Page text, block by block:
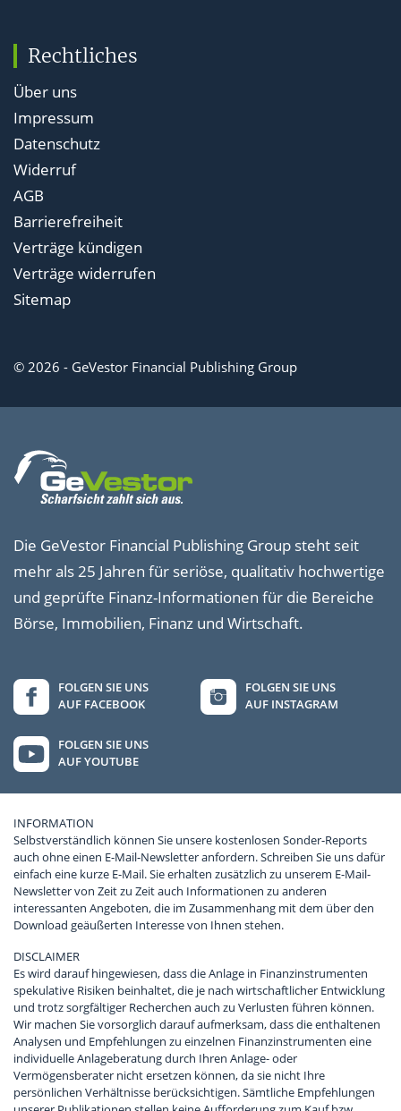
Rechtliches
Über uns
Impressum
Datenschutz
Widerruf
AGB
Barrierefreiheit
Verträge kündigen
Verträge widerrufen
Sitemap
© 2026 - GeVestor Financial Publishing Group
Die GeVestor Financial Publishing Group steht seit
mehr als 25 Jahren für seriöse, qualitativ hochwertige
und geprüfte Finanz-Informationen für die Bereiche
Börse, Immobilien, Finanz und Wirtschaft.
FOLGEN SIE UNS
AUF FACEBOOK
FOLGEN SIE UNS
AUF INSTAGRAM
FOLGEN SIE UNS
AUF YOUTUBE
INFORMATION
Selbstverständlich können Sie unsere kostenlosen Sonder-Reports
auch ohne einen E-Mail-Newsletter anfordern. Schreiben Sie uns dafür
einfach eine kurze E-Mail. Sie erhalten zusätzlich zu unserem E-Mail-
Newsletter von Zeit zu Zeit auch Informationen zu anderen
interessanten Angeboten, die im Zusammenhang mit dem über den
Download geäußerten Interesse von Ihnen stehen.
DISCLAIMER
Es wird darauf hingewiesen, dass die Anlage in Finanzinstrumenten
spekulative Risiken beinhaltet, die je nach wirtschaftlicher Entwicklung
und trotz sorgfältiger Recherchen auch zu Verlusten führen können.
Wir machen Sie vorsorglich darauf aufmerksam, dass die enthaltenen
Analysen und Empfehlungen zu einzelnen Finanzinstrumenten eine
individuelle Anlageberatung durch Ihren Anlage- oder
Vermögensberater nicht ersetzen können, da sie nicht Ihre
persönlichen Verhältnisse berücksichtigen. Sämtliche Empfehlungen